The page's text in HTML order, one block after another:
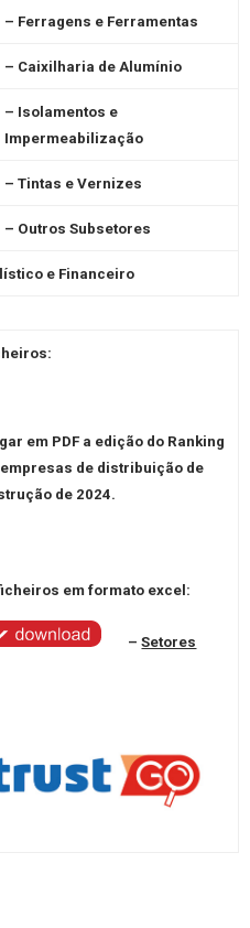
– Ferragens e Ferramentas
– Caixilharia de Alumínio
– Isolamentos e
Impermeabilização
– Tintas e Vernizes
– Outros Subsetores
e Financeiro
em PDF a edição do Ranking
de distribuição de
de 2024.
em formato excel:
–Setores